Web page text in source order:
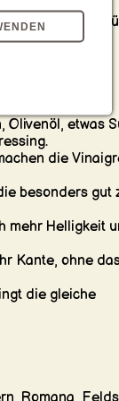
kurz
Olivenöl, etwas
die
besonders gut
mehr Helligkeit
Kante, ohne
die gleiche